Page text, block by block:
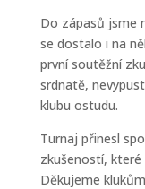
Do zápasů jsme
se dostalo i na
první soutěžní
srdnatě,
klubu ostudu.
Turnaj přinesl
zkušeností, které
Děkujeme